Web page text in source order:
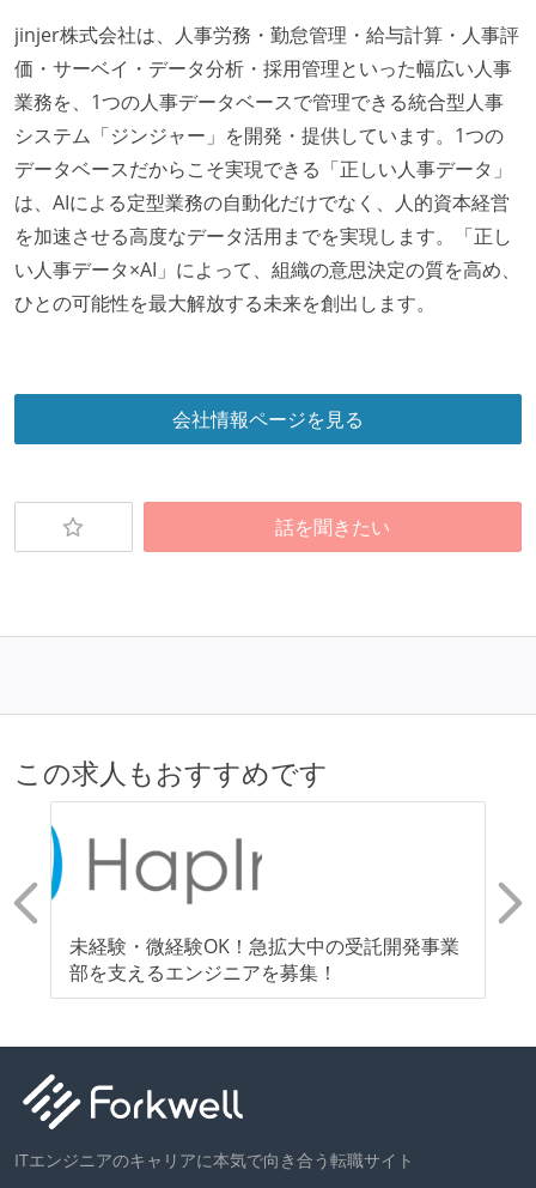
jinjer株式会社は、人事労務・勤怠管理・給与計算・人事評
価・サーベイ・データ分析・採用管理といった幅広い人事
業務を、1つの人事データベースで管理できる統合型人事
システム「ジンジャー」を開発・提供しています。1つの
データベースだからこそ実現できる「正しい人事データ」
は、AIによる定型業務の自動化だけでなく、人的資本経営
を加速させる高度なデータ活用までを実現します。「正し
い人事データ×AI」によって、組織の意思決定の質を高め、
ひとの可能性を最大解放する未来を創出します。
会社情報ページを見る
話を聞きたい
この求人もおすすめです
未経験・微経験OK！急拡大中の受託開発事業
部を支えるエンジニアを募集！
ITエンジニアのキャリアに本気で向き合う転職サイト